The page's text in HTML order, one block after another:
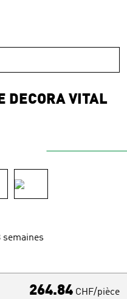
DECORA VITAL
semaines
264.84 CHF/pièce